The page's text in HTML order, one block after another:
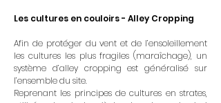
Les cultures en couloirs - Alley Cropping
Afin de protéger du vent et de l’ensoleillement
les cultures les plus fragiles (maraîchage), un
système d’alley cropping est généralisé sur
l’ensemble du site.
Reprenant les principes de cultures en strates,